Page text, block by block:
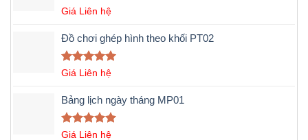
Được xếp
5 sao
Giá Liên hệ
Đồ chơi ghép hình theo khối PT02
Được xếp
5 sao
Giá Liên hệ
Bảng lịch ngày tháng MP01
Được xếp
Giá Liên hệ